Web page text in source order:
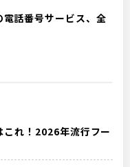
話番号サービス、全
れ！2026年流行フー